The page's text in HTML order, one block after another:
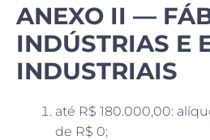
ANEXO II —
INDÚSTRIAS E
INDUSTRIAIS
até R$ 180.000,00:
de R$ 0;